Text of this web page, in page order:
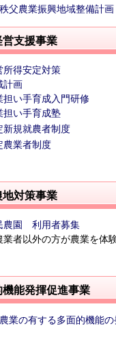
秩父農業振興地域整備計
営支援事業
所得安定対策
計画
担い手育成入門研修
担い手育成塾
新規就農者制度
農業者制度
地対策事業
農園 利用者募集
者以外の方が農業を体
機能発揮促進事業
農業の有する多面的機能